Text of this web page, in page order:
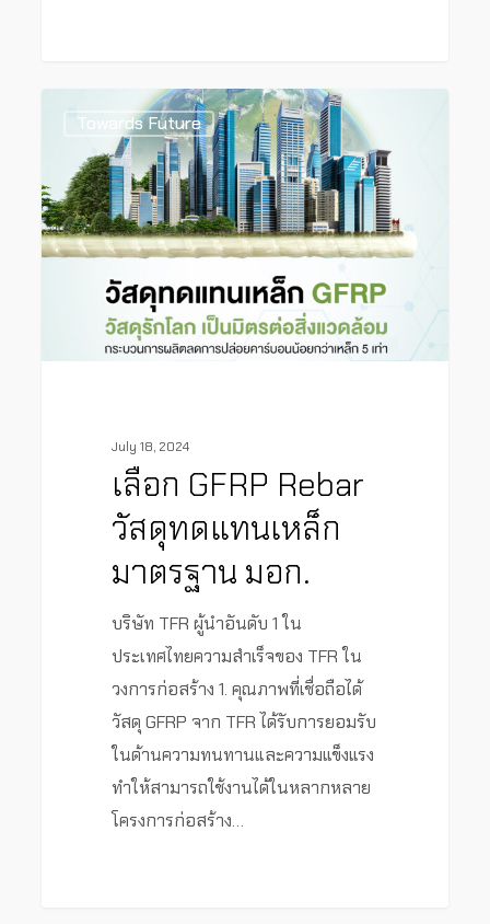
Towards Future
July 18, 2024
เลือก GFRP Rebar
วัสดุทดแทนเหล็ก
มาตรฐาน มอก.
บริษัท TFR ผู้นำอันดับ 1 ใน
ประเทศไทยความสำเร็จของ TFR ใน
วงการก่อสร้าง 1. คุณภาพที่เชื่อถือได้
วัสดุ GFRP จาก TFR ได้รับการยอมรับ
ในด้านความทนทานและความแข็งแรง
ทำให้สามารถใช้งานได้ในหลากหลาย
โครงการก่อสร้าง…
0